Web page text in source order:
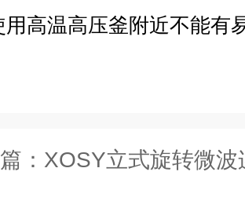
用高温高压釜附近不能有
： XOSY立式旋转微波连续